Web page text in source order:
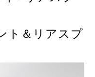
ト＆リアスプ